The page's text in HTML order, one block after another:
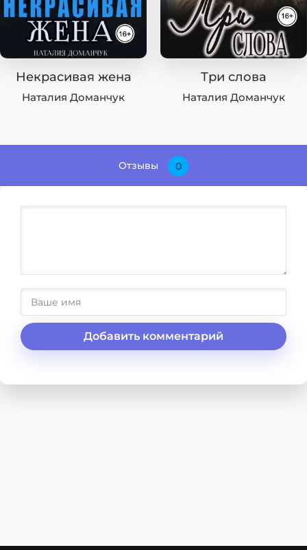
Некрасивая жена
Наталия Доманчук
Три слова
Наталия Доманчук
Отзывы 0
Добавить комментарий